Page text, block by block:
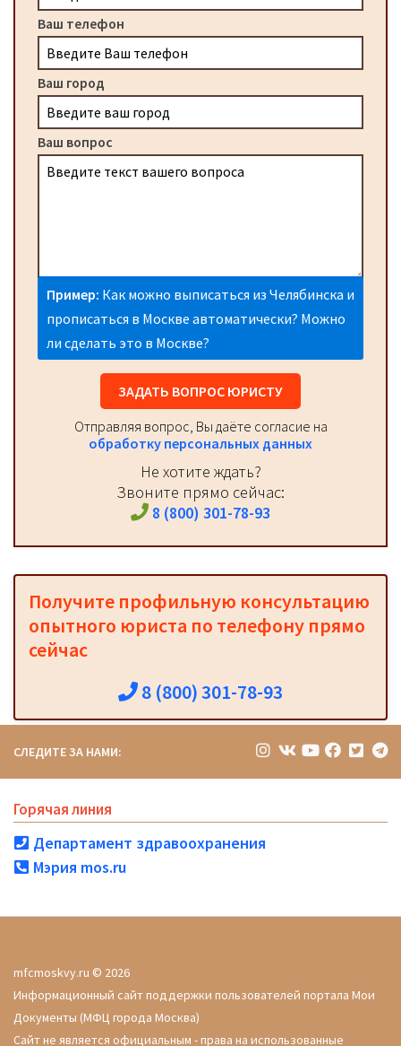
Ваш телефон
Ваш город
Ваш вопрос
Пример: Как можно выписаться из Челябинска и
прописаться в Москве автоматически? Можно
ли сделать это в Москве?
ЗАДАТЬ ВОПРОС ЮРИСТУ
Отправляя вопрос, Вы даёте согласие на
обработку персональных данных
Не хотите ждать?
Звоните прямо сейчас:
8 (800) 301-78-93
Получите профильную консультацию
опытного юриста по телефону прямо
сейчас
8 (800) 301-78-93
СЛЕДИТЕ ЗА НАМИ:
Горячая линия
Департамент здравоохранения
Мэрия mos.ru
mfcmoskvy.ru © 2026
Информационный сайт поддержки пользователей портала Мои
Документы (МФЦ города Москва)
Сайт не является официальным - права на использованные